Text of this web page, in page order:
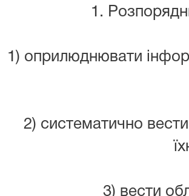
1.
1) оприлюднювати
2) систематично
3) вести